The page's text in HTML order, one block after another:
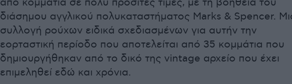
από κομμάτια σε πολύ προσιτές τιμές, με τη βοήθεια του
διάσημου αγγλικού πολυκαταστήματος Marks & Spencer.
συλλογή ρούχων ειδικά σχεδιασμένων για αυτήν την
εορταστική περίοδο που αποτελείται από 35 κομμάτια που
δημιουργήθηκαν από το δικό της vintage αρχείο που έχει
επιμεληθεί εδώ και χρόνια.